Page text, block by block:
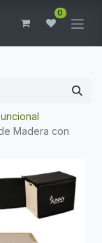
0
Madera con